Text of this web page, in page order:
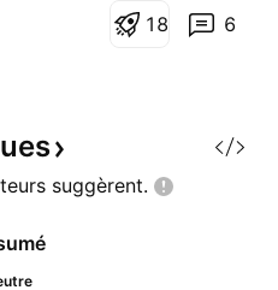
peuvent placer
technique : . ICXU
6
1 8
suggèrent.